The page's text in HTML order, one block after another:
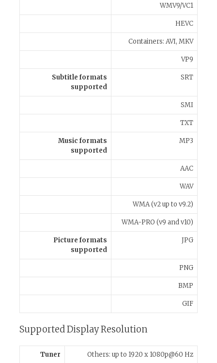
WMV9/VC1
HEVC
Containers: AVI, MKV
VP9
Subtitle formats
supported
SRT
SMI
TXT
Music formats
supported
MP3
AAC
WAV
WMA (v2 up to v9.2)
WMA-PRO (v9 and v10)
Picture formats
supported
JPG
PNG
BMP
GIF
Supported Display Resolution
Tuner Others: up to 1920 x 1080p@60 Hz